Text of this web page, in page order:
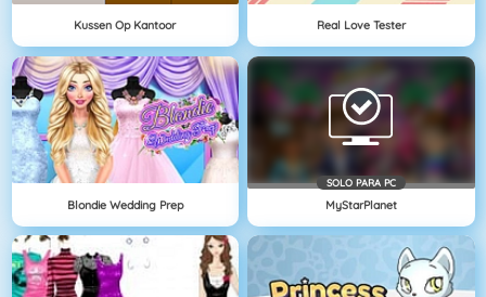
Kussen Op Kantoor Real Love Tester
Blondie Wedding Prep
SOLO PARA PC
MyStarPlanet